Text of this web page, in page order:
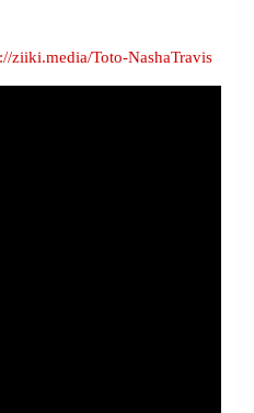
ziiki.media/Toto-NashaTravis